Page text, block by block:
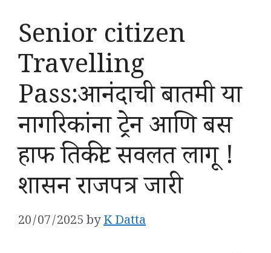
Senior citizen
Travelling
Pass:आनंदाची बातमी या
नागरिकांना ट्रेन आणि बस
हाफ तिकीट सवलत लागू !
शासन राजपत्र जारी
20/07/2025byK Datta